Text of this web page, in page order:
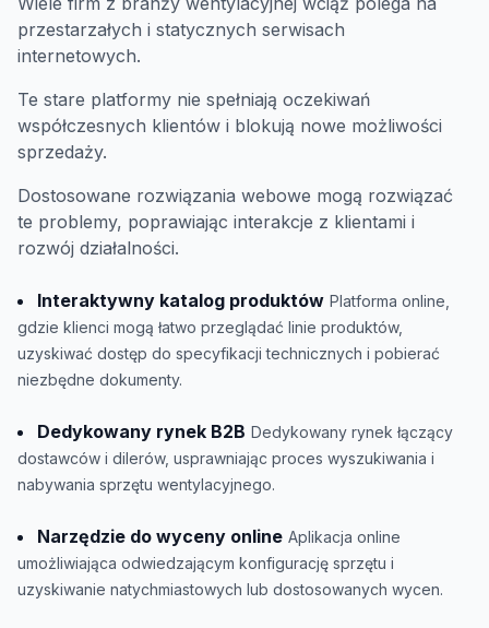
przestarzałych i statycznych serwisach
internetowych.
Te stare platformy nie spełniają oczekiwań
współczesnych klientów i blokują nowe możliwości
sprzedaży.
Dostosowane rozwiązania webowe mogą rozwiązać
te problemy, poprawiając interakcje z klientami i
rozwój działalności.
Interaktywny katalog produktów Platforma online,
gdzie klienci mogą łatwo przeglądać linie produktów,
uzyskiwać dostęp do specyfikacji technicznych i pobierać
niezbędne dokumenty.
Dedykowany rynek B2B Dedykowany rynek łączący
dostawców i dilerów, usprawniając proces wyszukiwania i
nabywania sprzętu wentylacyjnego.
Narzędzie do wyceny online Aplikacja online
umożliwiająca odwiedzającym konfigurację sprzętu i
uzyskiwanie natychmiastowych lub dostosowanych wycen.